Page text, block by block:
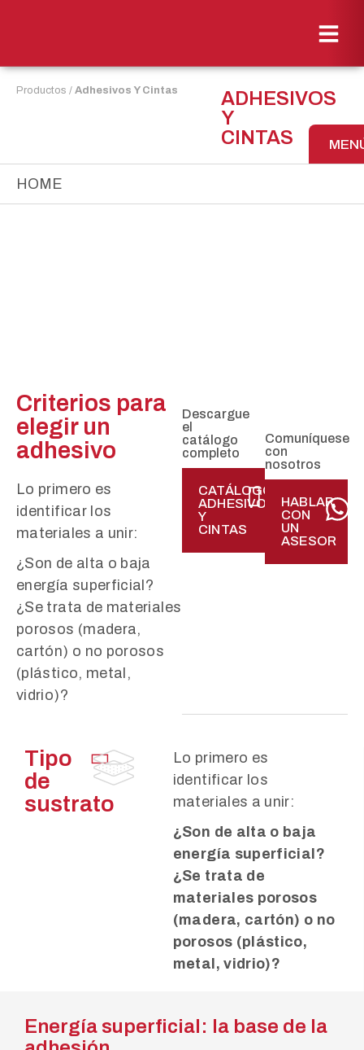
Productos / Adhesivos Y Cintas
ADHESIVOS
Y
CINTAS
HOME
Criterios para
elegir un
adhesivo
Lo primero es
identificar los
materiales a unir:
¿Son de alta o baja
energía superficial?
¿Se trata de materiales
porosos (madera,
cartón) o no porosos
(plástico, metal,
vidrio)?
Descargue
el
catálogo
completo
CATÁLOGO
ADHESIVOS
Y
CINTAS
Comuníquese
con
nosotros
HABLAR
CON
UN
ASESOR
Tipo
de
sustrato
Lo primero es
identificar los
materiales a unir:
¿Son de alta o baja
energía superficial?
¿Se trata de
materiales porosos
(madera, cartón) o no
porosos (plástico,
metal, vidrio)?
Energía superficial: la base de la